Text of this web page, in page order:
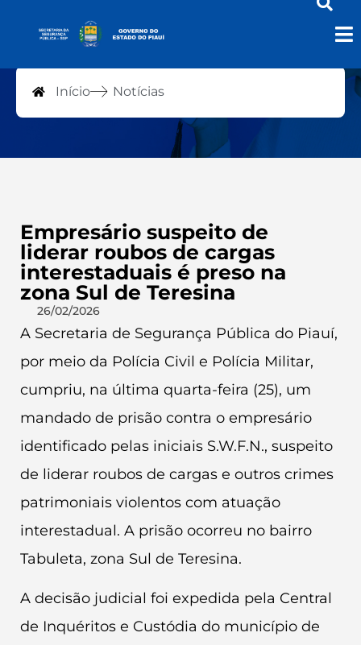
Notícias
Início Notícias
Empresário suspeito de
liderar roubos de cargas
interestaduais é preso na
zona Sul de Teresina
26/02/2026
A Secretaria de Segurança Pública do Piauí,
por meio da Polícia Civil e Polícia Militar,
cumpriu, na última quarta-feira (25), um
mandado de prisão contra o empresário
identificado pelas iniciais S.W.F.N., suspeito
de liderar roubos de cargas e outros crimes
patrimoniais violentos com atuação
interestadual. A prisão ocorreu no bairro
Tabuleta, zona Sul de Teresina.
A decisão judicial foi expedida pela Central
de Inquéritos e Custódia do município de